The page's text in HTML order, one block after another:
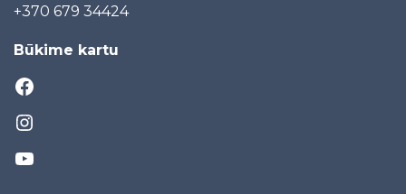
+370 679 34424
Būkime kartu
Facebook
Instagram
YouTube